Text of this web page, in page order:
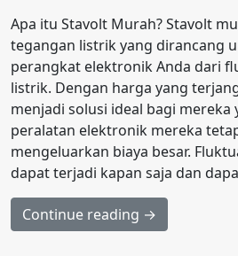
Apa itu Stavolt Murah? Stavolt
tegangan listrik yang dirancang
perangkat elektronik Anda dari
listrik. Dengan harga yang
menjadi solusi ideal bagi mereka
peralatan elektronik mereka
mengeluarkan biaya besar.
dapat terjadi kapan saja dan
Continue reading →